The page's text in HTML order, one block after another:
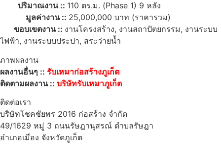
ปริมาณงาน :: 110 ตร.ม. (Phase 1) 9 หลัง
มูลค่างาน :: 25,000,000 บาท (ราคารวม)
ขอบเขตงาน :: งานโครงสร้าง, งานสถาปัตยกรรม, งานระบบ
ไฟฟ้า, งานระบบประปา, สระว่ายน้ำ
ภาพผลงาน
ผลงานอื่นๆ :: รับเหมาก่อสร้างภูเก็ต
ติดตามผลงาน :: บริษัทรับเหมาภูเก็ต
ติดต่อเรา
บริษัทโชคชัยพร 2016 ก่อสร้าง จำกัด
49/1629 หมู่ 3 ถนนรัษฎานุสรณ์ ตำบลรัษฎา
อำเภอเมือง จังหวัดภูเก็ต